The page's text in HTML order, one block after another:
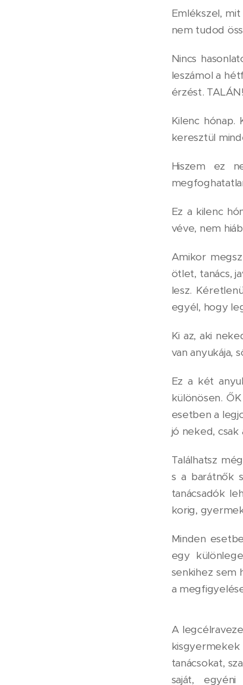
Emlékszel,
nem tudod
Nincs
leszámol a
érzést. TALÁN!
Kilenc hónap.
keresztül
Hiszem ez
Ez a kilenc
véve, nem
Amikor
ötlet, tanács,
lesz.
egyél, hogy
Ki az, aki
van anyukája,
Ez a két
különösen.
esetben a
jó neked,
Találhatsz
s a barátnők
tanácsadók
korig,
Minden
egy
senkihez sem
a
A
tanácsokat,
saját,